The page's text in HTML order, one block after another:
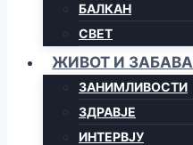
БАЛКАН
СВЕТ
ЖИВОТ И ЗАБАВА
ЗАНИМЛИВОСТИ
ЗДРАВЈЕ
ИНТЕРВЈУ